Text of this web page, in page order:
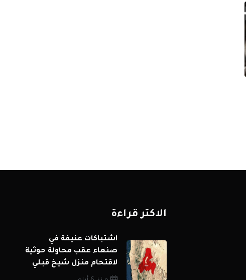
الاكثر قراءة
اشتباكات عنيفة في
صنعاء عقب محاولة حوثية
لاقتحام منزل شيخ قبلي